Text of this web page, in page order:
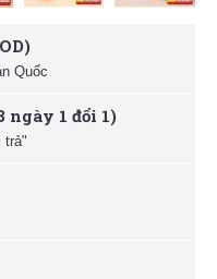
Quốc
ngày 1 đổi 1)
trả"